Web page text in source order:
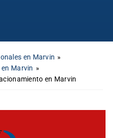
en Marvin »
Marvin »
en Marvin